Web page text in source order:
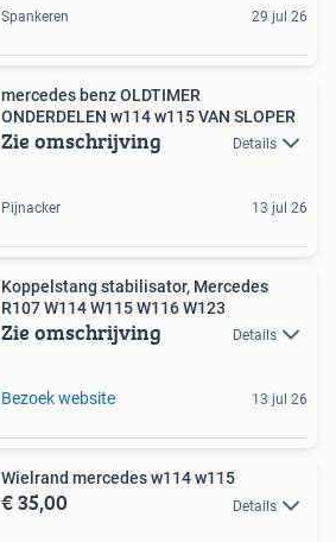
Spankeren 29 jul 26
mercedes benz OLDTIMER
ONDERDELEN w114 w115 VAN SLOPER
Zie omschrijving Details
Pijnacker 13 jul 26
Koppelstang stabilisator, Mercedes
R107 W114 W115 W116 W123
Zie omschrijving Details
Bezoek website 13 jul 26
Wielrand mercedes w114 w115
€ 35,00 Details